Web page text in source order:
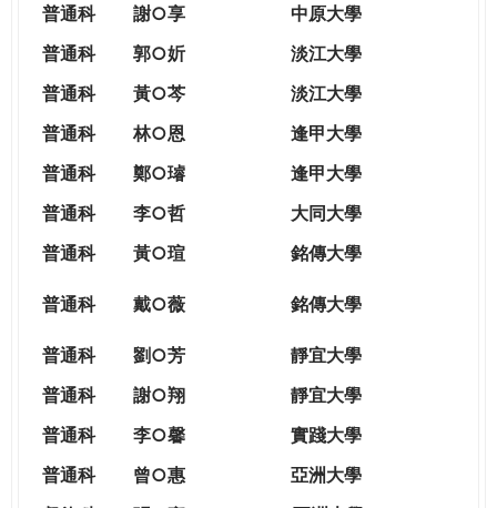
普通科
謝○享
中原大學
普通科
郭○妡
淡江大學
普通科
黃○芩
淡江大學
普通科
林○恩
逢甲大學
普通科
鄭○璿
逢甲大學
普通科
李○哲
大同大學
普通科
黃○瑄 銘傳大學
普通科 戴○薇 銘傳大學
普通科 劉○芳
靜宜大學
普通科
謝○翔
靜宜大學
普通科
李○馨
實踐大學
普通科
曾○惠
亞洲大學